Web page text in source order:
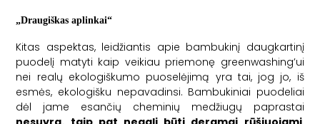
„Draugiškas aplinkai“
Kitas aspektas, leidžiantis apie bambukinį daugkartinį
puodelį matyti kaip veikiau priemonę greenwashing’ui
nei realų ekologiškumo puoselėjimą yra tai, jog jo, iš
esmės, ekologišku nepavadinsi. Bambukiniai puodeliai
dėl jame esančių cheminių medžiugų paprastai